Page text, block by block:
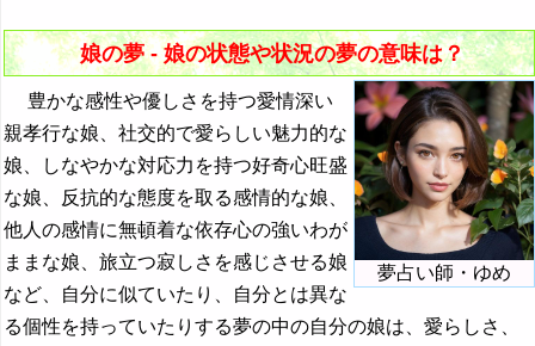
16. ハンカチを持った娘の夢 - 魅力の継承や別離
33. 娘がいじめられる夢 - 自己肯定感の喪失
34. 娘が出血する夢 - 激しい感情
35. 娘の背が伸びる夢 - 存在感の強さや心配
36. 娘の背が縮む夢 - 存在感の乏しさ
37. 娘が生贄になる夢 - 犠牲に対する感情
38. 娘が転ぶ夢 - 失敗する可能性
39. 娘が倒れる夢 - 現実逃避や障害の消去
『な行』の夢
『は』から始まる夢
『ひ』から始まる夢
『ふ～ほ』の夢
『ま行』の夢
・・・
昔の夢・過去の夢の夢占い
娘の夢 - 娘の状態や状況の夢の意味は？
夢占い師・ゆめ
豊かな感性や優しさを持つ愛情深い
親孝行な娘、社交的で愛らしい魅力的な
娘、しなやかな対応力を持つ好奇心旺盛
な娘、反抗的な態度を取る感情的な娘、
他人の感情に無頓着な依存心の強いわが
ままな娘、旅立つ寂しさを感じさせる娘
など、自分に似ていたり、自分とは異な
る個性を持っていたりする夢の中の自分の娘は、愛らしさ、